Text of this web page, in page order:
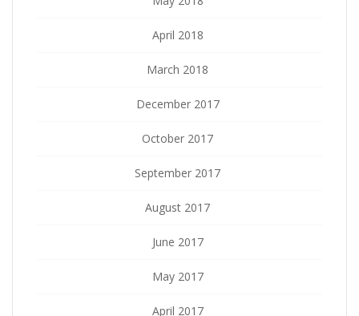
April 2018
March 2018
December 2017
October 2017
September 2017
August 2017
June 2017
May 2017
April 2017